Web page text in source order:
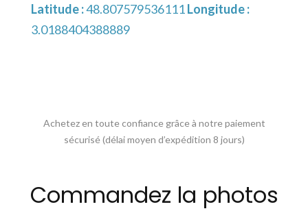
Latitude :48.807579536111Longitude :
3.0188404388889
Achetez en toute confiance grâce à notre paiement
sécurisé (délai moyen d’expédition 8 jours)
Commandez la photos